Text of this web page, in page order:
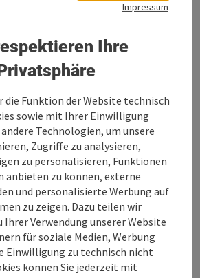
Raum fast ausgestorben,
wenigen Blaudruckern in
haben wir uns dem Erhalt
in Bad Leonfelden ermöglicht
Einblick in die Ausübung
Erleben Sie bei einer
Betrieb, wie Blaudruck
Stoffe vorbereitet und gefärbt
einzigartigen
und Dekorationselementen die
werden.
findet um 16.30 Uhr eine
Wagner statt.
sind nach Voranmeldung
Impressum
Ihre
die Funktion der Website technisch
sowie mit Ihrer Einwilligung
Technologien, um unsere
Zugriffe zu analysieren,
zu personalisieren, Funktionen
anbieten zu können, externe
und personalisierte Werbung auf
zu zeigen. Dazu teilen wir
Verwendung unserer Website
für soziale Medien, Werbung
Einwilligung zu technisch nicht
können Sie jederzeit mit